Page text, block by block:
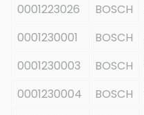
0001223026
BOSCH
0001230001
BOSCH
0001230003
BOSCH
0001230004
BOSCH